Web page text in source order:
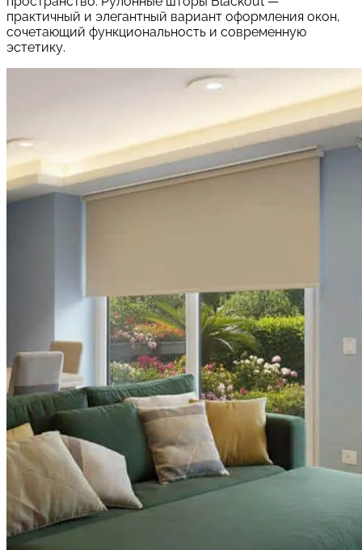
практичный и элегантный вариант оформления окон,
сочетающий функциональность и современную
эстетику.